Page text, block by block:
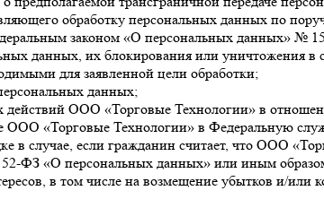
обработку персональных данных по
законом «О персональных данных» №
данных, их блокирования или уничтожения
для заявленной цели обработки;
данных;
действий ООО «Торговые Технологии» в
ООО «Торговые Технологии» в Федеральную
в случае, если гражданин считает, что ООО
ФЗ «О персональных данных» или иным
в том числе на возмещение убытков и/или